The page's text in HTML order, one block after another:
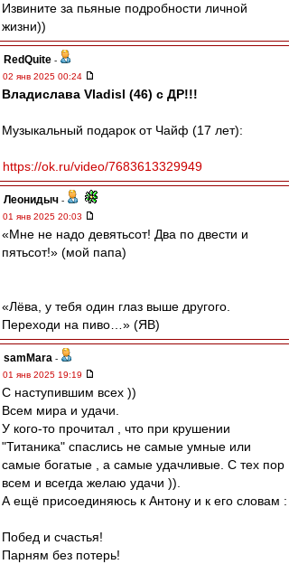
Извините за пьяные подробности личной
жизни))
RedQuite -
02 янв 2025 00:24
Владислава Vladisl (46) с ДР!!!
Музыкальный подарок от Чайф (17 лет):
https://ok.ru/video/7683613329949
Леонидыч -
01 янв 2025 20:03
«Мне не надо девятьсот! Два по двести и
пятьсот!» (мой папа)
«Лёва, у тебя один глаз выше другого.
Переходи на пиво…» (ЯВ)
samMara -
01 янв 2025 19:19
С наступившим всех ))
Всем мира и удачи.
У кого-то прочитал , что при крушении
"Титаника" спаслись не самые умные или
самые богатые , а самые удачливые. С тех пор
всем и всегда желаю удачи )).
А ещё присоединяюсь к Антону и к его словам :
Побед и счастья!
Парням без потерь!